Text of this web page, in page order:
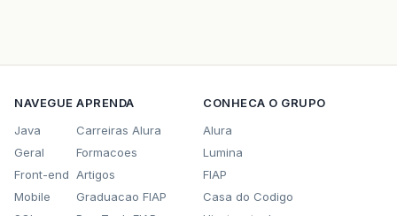
NAVEGUE
Java
Geral
Front-end
Mobile
APRENDA
Carreiras Alura
Formacoes
Artigos
Graduacao FIAP
CONHECA O GRUPO
Alura
Lumina
FIAP
Casa do Codigo